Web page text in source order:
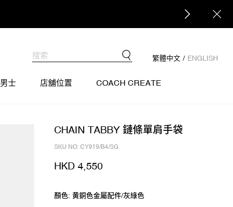
繁體中文 / ENGLISH
男士 店舖位置 COACH CREATE
CHAIN TABBY 鏈條單肩手袋
SKU NO: CY919/B4/SG
HKD 4,550
顏色: 黄銅色金屬配件/灰綠色